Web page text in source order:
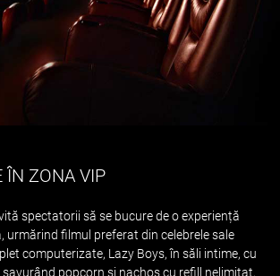
ÎN ZONA VIP
spectatorii să se bucure de o experiență
urmărind filmul preferat din celebrele sale
computerizate, Lazy Boys, în săli intime, cu
popcorn și nachos cu refill nelimitat,